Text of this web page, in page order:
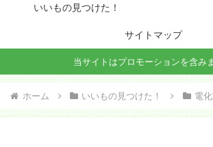
いいもの見つけた！
サイトマップ
当サイトはプロモーションを含み
ホーム いいもの見つけた！ 電